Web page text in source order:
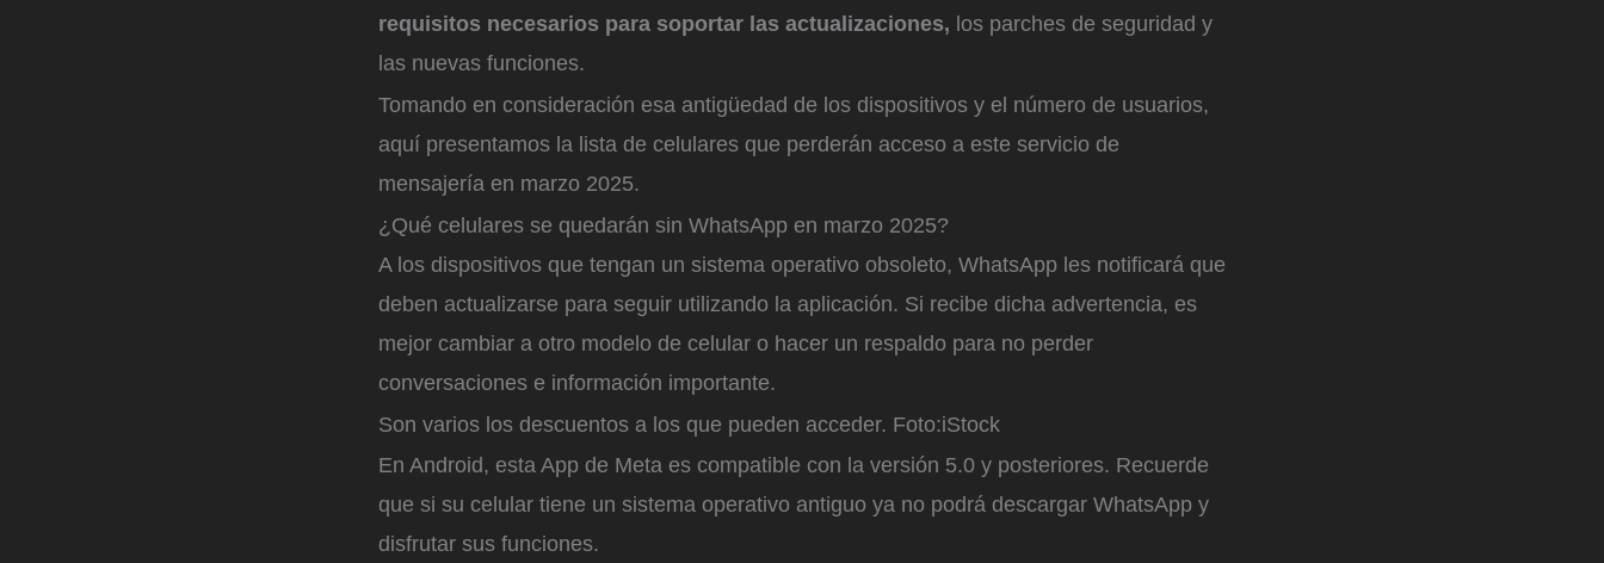
requisitos necesarios para soportar las actualizaciones, los parches de seguridad y
las nuevas funciones.
Tomando en consideración esa antigüedad de los dispositivos y el número de usuarios,
aquí presentamos la lista de celulares que perderán acceso a este servicio de
mensajería en marzo 2025.
¿Qué celulares se quedarán sin WhatsApp en marzo 2025?
A los dispositivos que tengan un sistema operativo obsoleto, WhatsApp les notificará que
deben actualizarse para seguir utilizando la aplicación. Si recibe dicha advertencia, es
mejor cambiar a otro modelo de celular o hacer un respaldo para no perder
conversaciones e información importante.
Son varios los descuentos a los que pueden acceder. Foto:iStock
En Android, esta App de Meta es compatible con la versión 5.0 y posteriores. Recuerde
que si su celular tiene un sistema operativo antiguo ya no podrá descargar WhatsApp y
disfrutar sus funciones.